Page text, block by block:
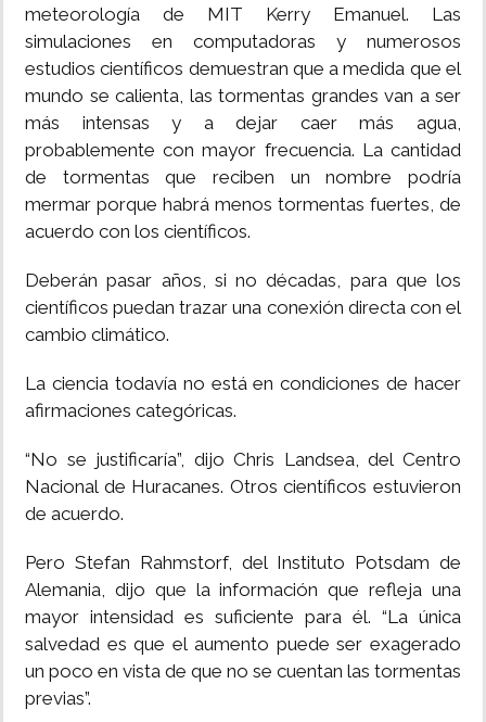
meteorología de MIT Kerry Emanuel. Las
simulaciones en computadoras y numerosos
estudios científicos demuestran que a medida que el
mundo se calienta, las tormentas grandes van a ser
más intensas y a dejar caer más agua,
probablemente con mayor frecuencia. La cantidad
de tormentas que reciben un nombre podría
mermar porque habrá menos tormentas fuertes, de
acuerdo con los científicos.
Deberán pasar años, si no décadas, para que los
científicos puedan trazar una conexión directa con el
cambio climático.
La ciencia todavía no está en condiciones de hacer
afirmaciones categóricas.
“No se justificaría”, dijo Chris Landsea, del Centro
Nacional de Huracanes. Otros científicos estuvieron
de acuerdo.
Pero Stefan Rahmstorf, del Instituto Potsdam de
Alemania, dijo que la información que refleja una
mayor intensidad es suficiente para él. “La única
salvedad es que el aumento puede ser exagerado
un poco en vista de que no se cuentan las tormentas
previas”.